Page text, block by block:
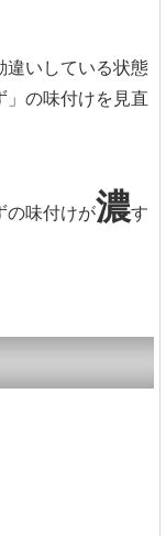
違いしている状態
」の味付けを見直
の味付けが濃す